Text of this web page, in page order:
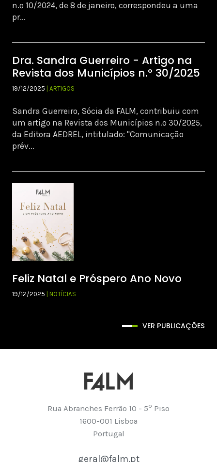
n.º 10/2024, de 8 de janeiro, correspondeu a uma
pr...
Dra. Sandra Guerreiro - Artigo na
Revista dos Municípios n.º 30/2025
19/12/2025 | ARTIGOS
Sandra Guerreiro, Sócia da FALM, contribuiu com
um artigo na Revista dos Municípios n.º 30/2025,
da Editora AEDREL, intitulado: "Comunicação
prév...
Feliz Natal e Próspero Ano Novo
19/12/2025 | NOTÍCIAS
VER PUBLICAÇÕES
Rua Abranches Ferrão 10 - 5º Piso
1600-001 Lisboa
Portugal
geral@falm.pt